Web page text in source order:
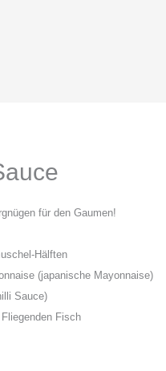
für den Gaumen!
Hälften
(japanische Mayonnaise)
Sauce)
Fisch